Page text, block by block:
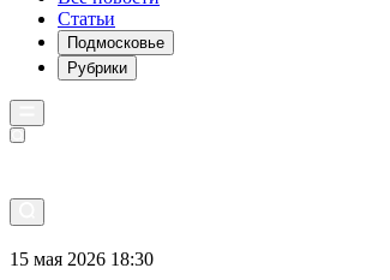
Статьи
Подмосковье
Рубрики
15 мая 2026 18:30